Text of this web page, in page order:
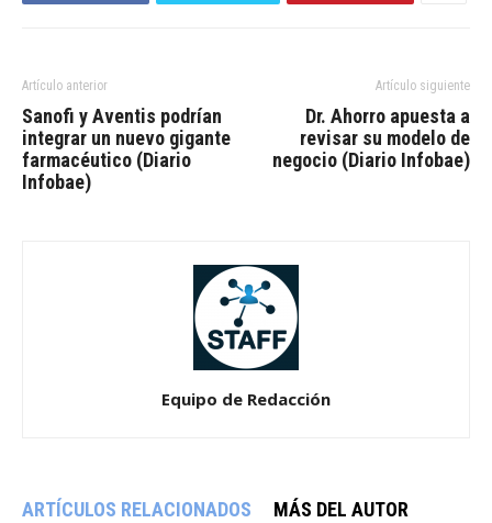
Artículo anterior
Sanofi y Aventis podrían
integrar un nuevo gigante
farmacéutico (Diario
Infobae)
Artículo siguiente
Dr. Ahorro apuesta a
revisar su modelo de
negocio (Diario Infobae)
Equipo de Redacción
ARTÍCULOS RELACIONADOS MÁS DEL AUTOR